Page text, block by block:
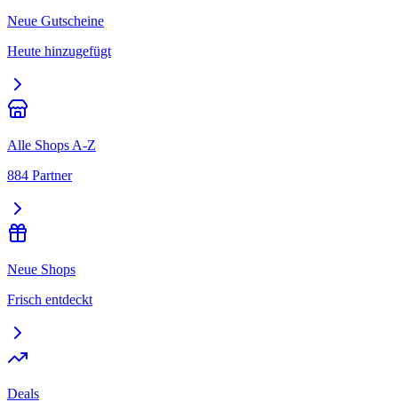
Neue Gutscheine
Heute hinzugefügt
Alle Shops A-Z
884 Partner
Neue Shops
Frisch entdeckt
Deals